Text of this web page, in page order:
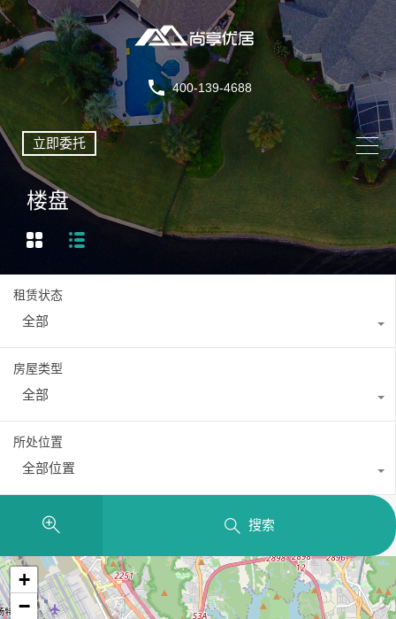
400-139-4688
立即委托
楼盘
租赁状态
全部
房屋类型
全部
所处位置
全部位置
搜索
+
−